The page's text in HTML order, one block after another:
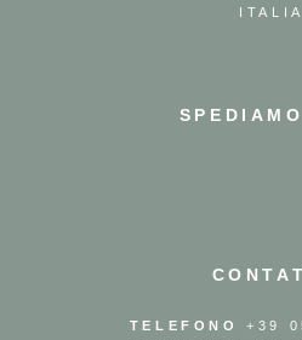
ITALIA
TELEFONO
+39